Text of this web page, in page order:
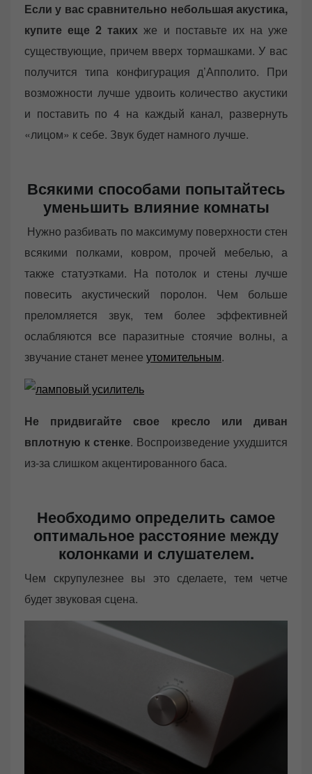
Если у вас сравнительно небольшая акустика,
купите еще 2 таких же и поставьте их на уже
существующие, причем вверх тормашками. У вас
получится типа конфигурация д’Апполито. При
возможности лучше удвоить количество акустики
и поставить по 4 на каждый канал, развернуть
«лицом» к себе. Звук будет намного лучше.
Всякими способами попытайтесь
уменьшить влияние комнаты
Нужно разбивать по максимуму поверхности стен
всякими полками, ковром, прочей мебелью, а
также статуэтками. На потолок и стены лучше
повесить акустический поролон. Чем больше
преломляется звук, тем более эффективней
ослабляются все паразитные стоячие волны, а
звучание станет менее утомительным.
Не придвигайте свое кресло или диван
вплотную к стенке. Воспроизведение ухудшится
из-за слишком акцентированного баса.
Необходимо определить самое
оптимальное расстояние между
колонками и слушателем.
Чем скрупулезнее вы это сделаете, тем четче
будет звуковая сцена.